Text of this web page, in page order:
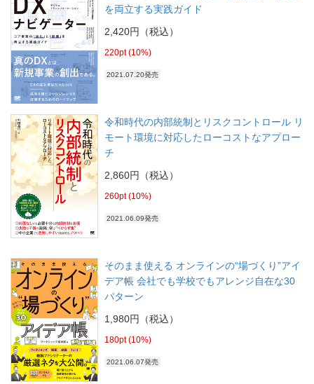
を両立する実践ガイド
2,420円（税込）
220pt (10%)
2021.07.20発売
令和時代の内部統制とリスクコントロール リ
モート環境に対応したローコストなアプロー
チ
2,860円（税込）
260pt (10%)
2021.06.09発売
そのまま使える オンラインの“場づくり”アイ
デア帳 会社でも学校でもアレンジ自在な30
パターン
1,980円（税込）
180pt (10%)
2021.06.07発売